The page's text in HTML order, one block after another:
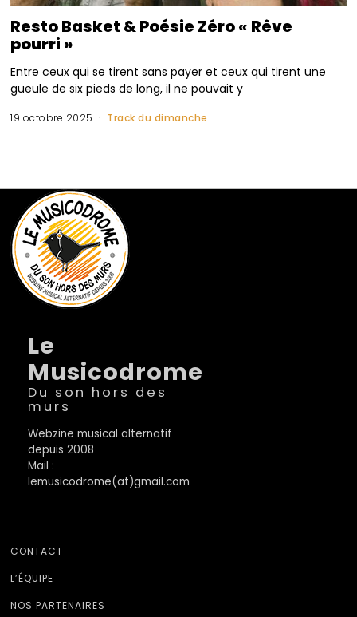
Resto Basket & Poésie Zéro « Rêve
pourri »
Entre ceux qui se tirent sans payer et ceux qui tirent une
gueule de six pieds de long, il ne pouvait y
19 octobre 2025 Track du dimanche
Le
Musicodrome
Du son hors des
murs
Webzine musical alternatif
depuis 2008
Mail :
lemusicodrome(at)gmail.com
CONTACT
L’ÉQUIPE
NOS PARTENAIRES